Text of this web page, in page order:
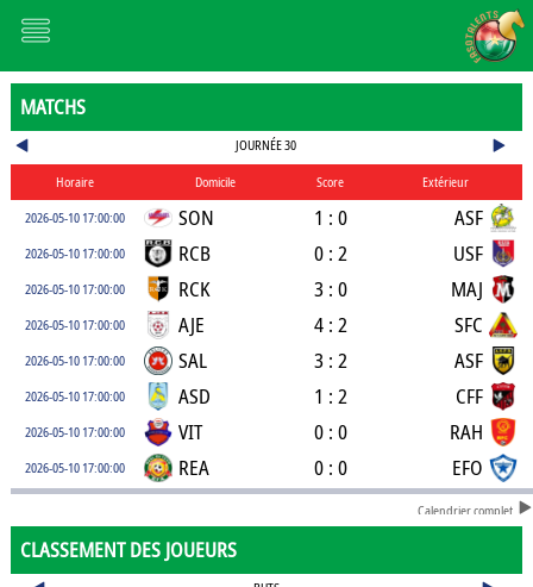
MATCHS
JOURNÉE 30
Horaire Domicile Score
Extérieur
2026-05-10 17:00:00
SON 1 : 0 ASF
2026-05-10 17:00:00 RCB 0 : 2 USF
2026-05-10 17:00:00 RCK 3 : 0 MAJ
2026-05-10 17:00:00 AJE 4 : 2 SFC
2026-05-10 17:00:00 SAL 3 : 2 ASF
2026-05-10 17:00:00 ASD 1 : 2 CFF
2026-05-10 17:00:00 VIT 0 : 0 RAH
2026-05-10 17:00:00 REA 0 : 0 EFO
Calendrier complet
CLASSEMENT DES JOUEURS